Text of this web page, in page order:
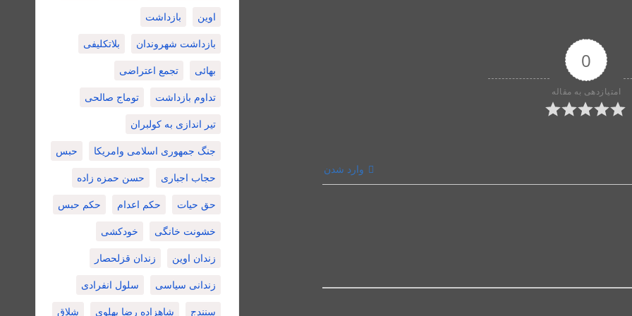
0
امتیازدهی به مقاله
وارد شدن
اوین بازداشت
بازداشت شهروندان بلاتکلیفی
بهائی تجمع اعتراضی
تداوم بازداشت توماج صالحی
تیر اندازی به کولبران
جنگ جمهوری اسلامی وامریکا حبس
حجاب اجباری حسن حمزه زاده
حق حیات حکم اعدام حکم حبس
خشونت خانگی خودکشی
زندان اوین زندان قزلحصار
زندانی سیاسی سلول انفرادی
سنندج شاهزاده رضا پهلوی شلاق